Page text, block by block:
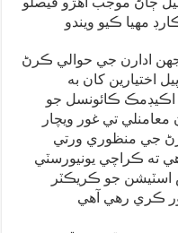
ادارن جي حوالي ڪرڻ
اختيارين کان به
ڪائونسل جو
تي غور ويچار
جي منظوري ورتي
ته ڪراچي يونيورسٽي
اسٽيشن جو ڪريڪٽر